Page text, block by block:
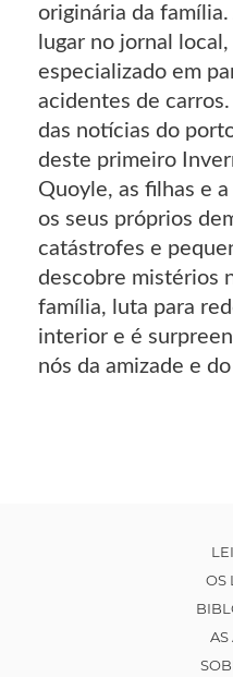
originária da
lugar no jornal
especializado em
acidentes de
das notícias do
deste primeiro
Quoyle, as filhas e
os seus próprios
catástrofes e
descobre mistérios
família, luta para
interior e é
nós da amizade e
OS
AS